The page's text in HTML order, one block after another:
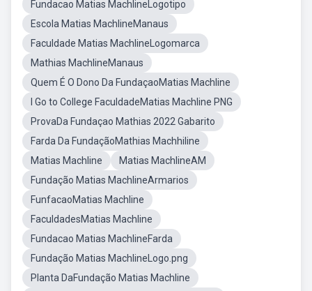
Fundacao Matias MachlineLogotipo
Escola Matias MachlineManaus
Faculdade Matias MachlineLogomarca
Mathias MachlineManaus
Quem É O Dono Da FundaçaoMatias Machline
I Go to College FaculdadeMatias Machline PNG
ProvaDa Fundaçao Mathias 2022 Gabarito
Farda Da FundaçãoMathias Machhiline
Matias Machline
Matias MachlineAM
Fundação Matias MachlineArmarios
FunfacaoMatias Machline
FaculdadesMatias Machline
Fundacao Matias MachlineFarda
Fundação Matias MachlineLogo.png
Planta DaFundação Matias Machline